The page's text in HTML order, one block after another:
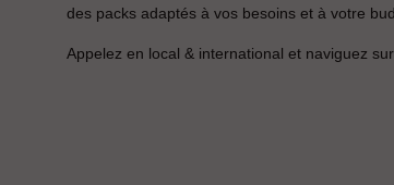
des packs adaptés à vos besoins et à votre
Appelez en local & international et naviguez